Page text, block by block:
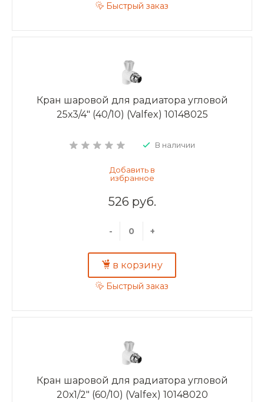
Быстрый заказ
Кран шаровой для радиатора угловой
25х3/4" (40/10) (Valfex) 10148025
В наличии
526 руб.
- +
в корзину
Быстрый заказ
Кран шаровой для радиатора угловой
20х1/2" (60/10) (Valfex) 10148020